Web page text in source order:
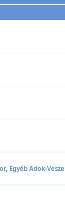
Egyéb Adok-